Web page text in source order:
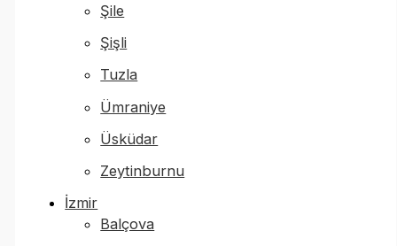
Şile
Şişli
Tuzla
Ümraniye
Üsküdar
Zeytinburnu
İzmir
Balçova